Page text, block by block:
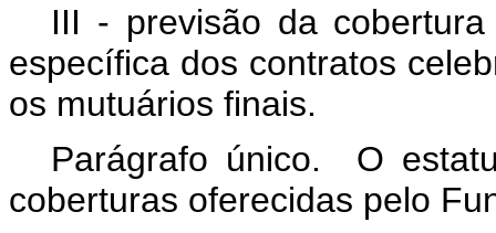
III - previsão da
específica dos contratos
os mutuários finais.
Parágrafo único. O
coberturas oferecidas pelo